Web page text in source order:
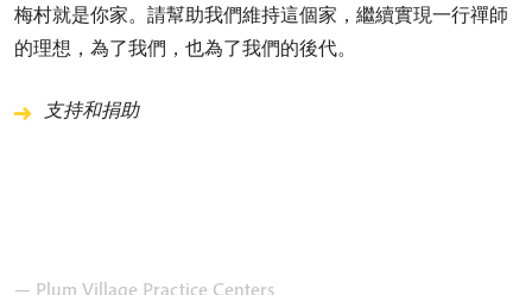
梅村就是你家。請幫助我們維持這個家，繼續實現一行禪師
的理想，為了我們，也為了我們的後代。
支持和捐助
— Plum Village Practice Centers